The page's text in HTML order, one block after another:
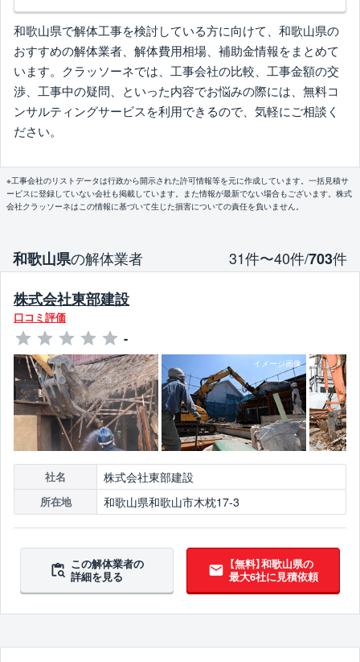
和歌山県で解体工事を検討している方に向けて、和歌山県の
おすすめの解体業者、解体費用相場、補助金情報をまとめて
います。クラッソーネでは、工事会社の比較、工事金額の交
渉、工事中の疑問、といった内容でお悩みの際には、無料コ
ンサルティングサービスを利用できるので、気軽にご相談く
ださい。
※工事会社のリストデータは行政から開示された許可情報等を元に作成しています。一括見積サ
ービスに登録していない会社も掲載しています。また情報が最新でない場合もございます。株式
会社クラッソーネはこの情報に基づいて生じた損害についての責任を負いません。
和歌山県の解体業者 31件〜40件/703件
株式会社東部建設
口コミ評価
-
社名 株式会社東部建設
所在地 和歌山県和歌山市木枕17-3
この解体業者の
詳細を見る
【無料】和歌山県の
最大6社に見積依頼